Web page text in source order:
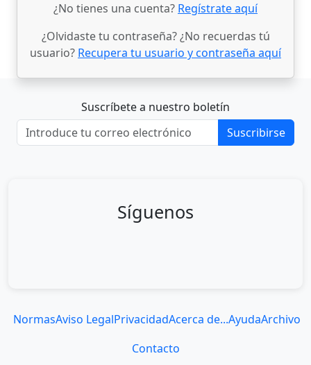
¿No tienes una cuenta? Regístrate aquí
¿Olvidaste tu contraseña? ¿No recuerdas tú
usuario? Recupera tu usuario y contraseña aquí
Suscríbete a nuestro boletín
Suscribirse
Síguenos
NormasAviso LegalPrivacidadAcerca de...AyudaArchivo
Contacto